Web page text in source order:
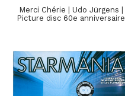
Merci Chérie | Udo Jürgens |
Picture disc 60e anniversaire